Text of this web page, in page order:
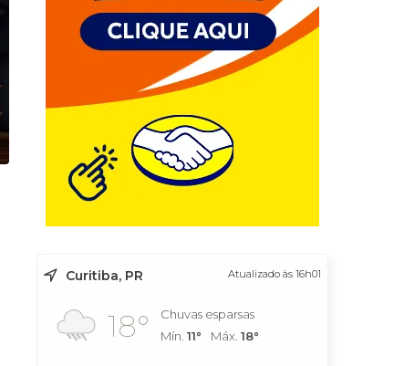
Curitiba, PR Atualizado às 16h01
18°
Chuvas esparsas
Mín. 11° Máx. 18°